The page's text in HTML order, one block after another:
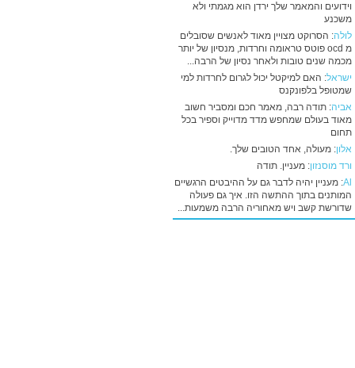
וידועים והמאמר שלך ירדן הוא מגמתי ולא
משכנע
לולה: הסרוקט מצויין מאוד לאנשים שסובלים
מ ocd פוטס טראומה וחרדות, מנסיון של יותר
מכמה שנים טובות ולאחר נסיון של הרבה...
ישראל: האם למיקטל יכול לגרום לחרדות למי
שמטופל בלפונקנס
אביה: תודה רבה, מאמר חכם ומסביר חשוב
מאוד בעולם שמחפש מדד מדוייק וספיר בכל
תחום
אלון: מעולה, אחד הטובים שלך.
ורד מוסנזון: מעניין. תודה
Al: מעניין יהיה לדבר גם על ההיבטים הרגשיים
המותנים בתוך ההתשה הזו. איך גם פעולה
שדורשת קשב ויש מאחוריה הרבה משמעות...